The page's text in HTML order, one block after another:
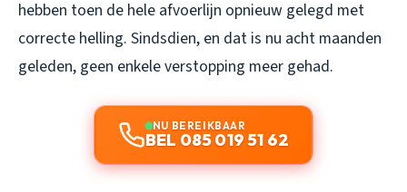
hebben toen de hele afvoerlijn opnieuw gelegd met
correcte helling. Sindsdien, en dat is nu acht maanden
geleden, geen enkele verstopping meer gehad.
NU BEREIKBAAR
BEL 085 019 51 62